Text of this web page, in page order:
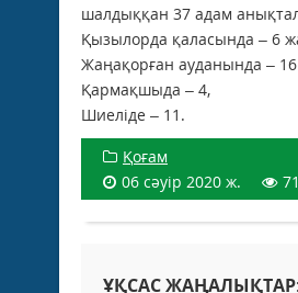
шалдыққан 37 адам
Қызылорда қаласында – 6
Жаңақорған ауданында –
Қармақшыда – 4,
Шиеліде – 11.
Қоғам
06 сәуір 2020 ж.
ҰҚСАС